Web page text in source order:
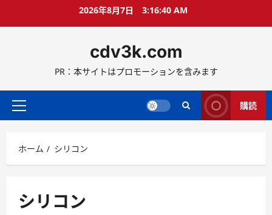
ス
ッ
2026年8月7日 3:16:40 AM
cdv3k.com
PR：本サイトはプロモーションを含みます
メ
メ
ニ
ー
購読
ホーム シリコン
シリコン